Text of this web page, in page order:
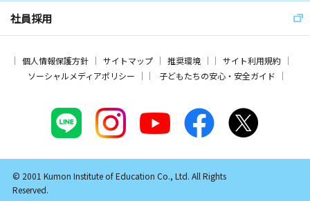
社員採用
個人情報保護方針 サイトマップ 推奨環境
サイト利用規約
ソーシャルメディアポリシー
子どもたちの安心・安全ガイド
© 2001 Kumon Institute of Education Co., Ltd. All Rights
Reserved.